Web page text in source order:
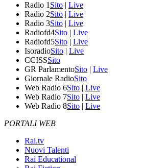
Radio 1 Sito | Live
Radio 2Sito | Live
Radio 3Sito | Live
Radiofd4Sito | Live
Radiofd5Sito | Live
IsoradioSito | Live
CCISSSito
GR ParlamentoSito | Live
Giornale RadioSito
Web Radio 6Sito | Live
Web Radio 7Sito | Live
Web Radio 8Sito | Live
PORTALI WEB
Rai.tv
Nuovi Talenti
Rai Educational